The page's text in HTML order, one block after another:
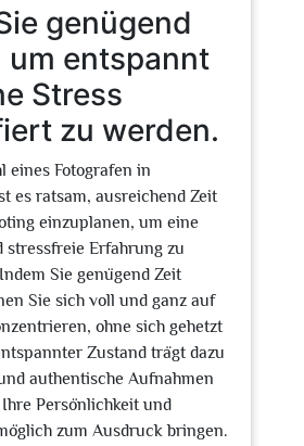
genügend
um entspannt
Stress
zu werden.
eines Fotografen in
es ratsam, ausreichend Zeit
einzuplanen, um eine
stressfreie Erfahrung zu
Sie genügend Zeit
Sie sich voll und ganz auf
ohne sich gehetzt
Zustand trägt dazu
authentische Aufnahmen
Persönlichkeit und
zum Ausdruck bringen.